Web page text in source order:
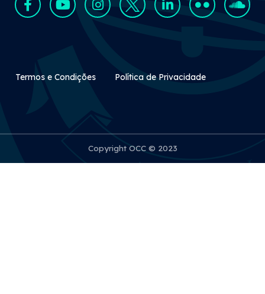
Rodapé Secundário
Termos e Condições Política de Privacidade
Copyright OCC © 2023